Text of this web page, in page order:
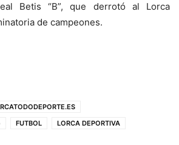
Betis “B”, que derrotó al Lorca
de campeones.
FUTBOL
LORCA DEPORTIVA